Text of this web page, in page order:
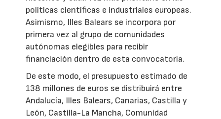
políticas científicas e industriales europeas.
Asimismo, Illes Balears se incorpora por
primera vez al grupo de comunidades
autónomas elegibles para recibir
financiación dentro de esta convocatoria.
De este modo, el presupuesto estimado de
138 millones de euros se distribuirá entre
Andalucía, Illes Balears, Canarias, Castilla y
León, Castilla-La Mancha, Comunidad